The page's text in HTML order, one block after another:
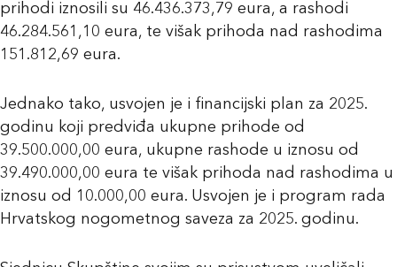
prihodi iznosili su 46.436.373,79 eura, a rashodi
46.284.561,10 eura, te višak prihoda nad rashodima
151.812,69 eura.
Jednako tako, usvojen je i financijski plan za 2025.
godinu koji predviđa ukupne prihode od
39.500.000,00 eura, ukupne rashode u iznosu od
39.490.000,00 eura te višak prihoda nad rashodima u
iznosu od 10.000,00 eura. Usvojen je i program rada
Hrvatskog nogometnog saveza za 2025. godinu.